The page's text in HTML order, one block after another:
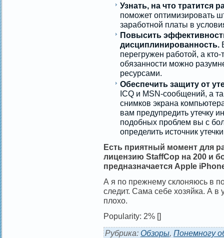
Узнать, на что тратится
поможет оптимизировать
заработной платы в
Повысить
дисциплинированность.
перегружен работой, а
обязанности можно
ресурсами.
Обеспечить защиту от
ICQ и MSN-сообщений, а
снимков экрана
вам предупредить утечку
подобных проблем вы с
определить источник
Есть приятный момент для
лицензию StaffCop на 200 и
предназначается Apple
А я по прежнему склоняюсь в
следит. Сама себе хозяйка. А в
плохо.
Popularity: 2% []
Рубрика: Обзоры Понемногу